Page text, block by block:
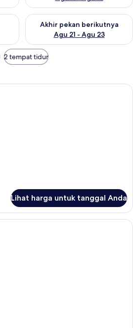
akhir pekan ini Agu 14 - Agu 16
Akhir pekan berikutnya
Agu 21 - Agu 23
Periksa ketersediaan untuk
2 tempat tidur
Lihat harga untuk tanggal Anda
Seprai premium, bantalan ekstra